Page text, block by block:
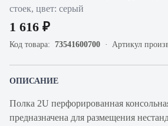
стоек, цвет: серый
1 616 ₽
Код товара: 73541600700 Артикул
ОПИСАНИЕ
Полка 2U перфорированная
предназначена для размещения